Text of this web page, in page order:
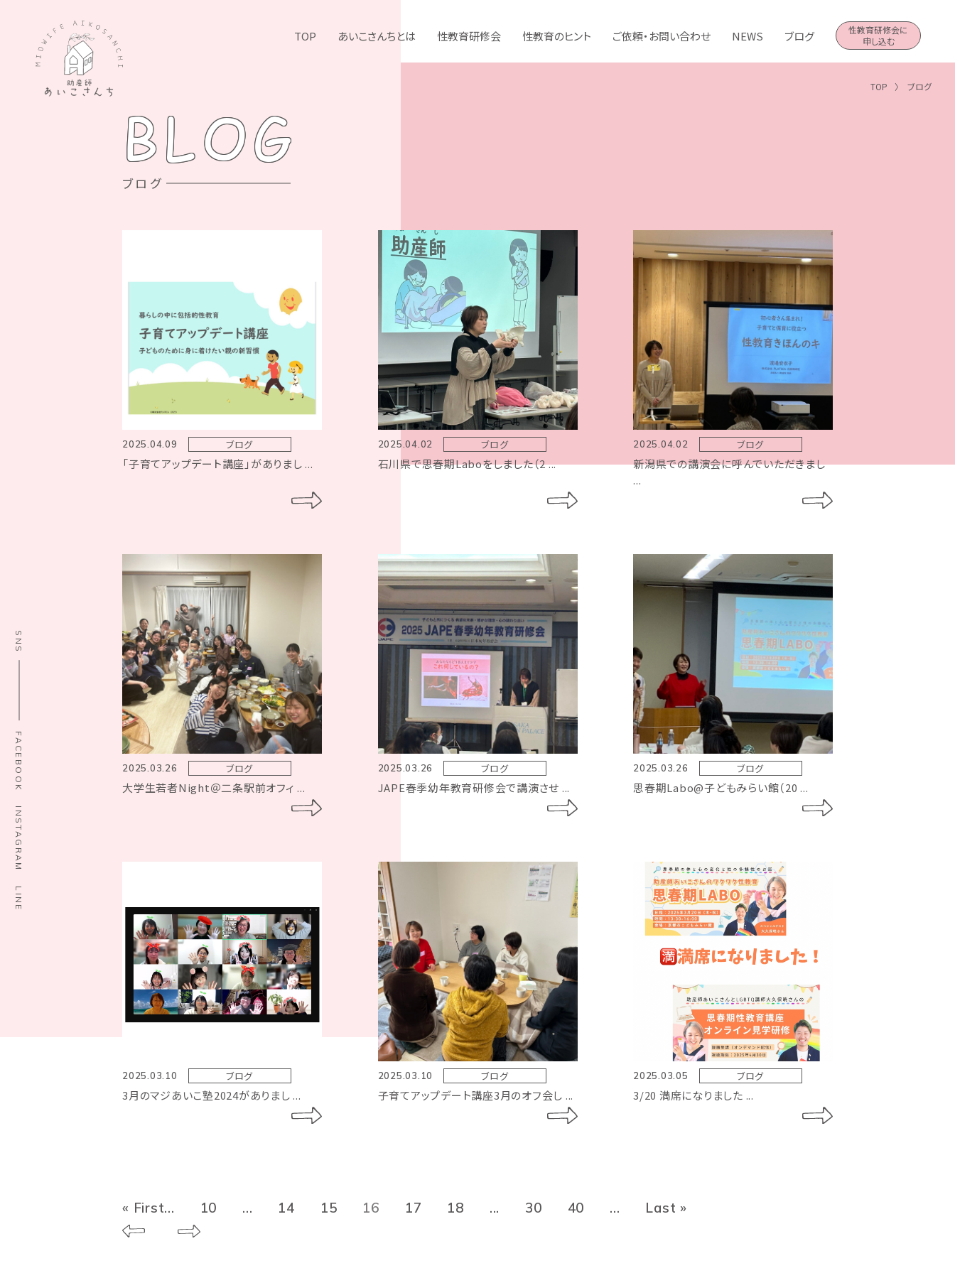
TOP あいこさんちとは 性教育研修会 性教育のヒント ご依頼・お問い合わせ NEWS ブログ
性教育研修会に
申し込む
SNS
FACEBOOK
INSTAGRAM
LINE
TOP ブログ
BLOG
ブログ
2025.04.09 ブログ
「子育てアップデート講座」がありまし ...
2025.04.02 ブログ
石川県で思春期Laboをしました（2 ...
2025.04.02 ブログ
新潟県での講演会に呼んでいただきまし
...
2025.03.26 ブログ
大学生若者Night＠二条駅前オフィ ...
2025.03.26 ブログ
JAPE春季幼年教育研修会で講演させ ...
2025.03.26 ブログ
思春期Labo@子どもみらい館（20 ...
2025.03.10 ブログ
3月のマジあいこ塾2024がありまし ...
2025.03.10 ブログ
子育てアップデート講座3月のオフ会し ...
2025.03.05 ブログ
3/20 満席になりました ...
« First... 10 ... 14 15 16 17 18 ... 30 40 ... Last »